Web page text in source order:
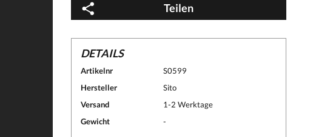
Teilen
DETAILS
Artikelnr
S0599
Hersteller
Sito
Versand
1-2 Werktage
Gewicht
-